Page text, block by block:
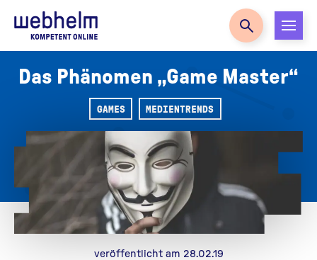
Zur Startseite
Das Phänomen „Game Master“
GAMES MEDIENTRENDS
veröffentlicht am 28.02.19